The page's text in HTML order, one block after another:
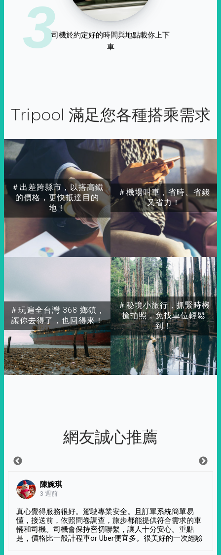
3司機於約定好的時間與地點載你上下
車
Tripool 滿足您各種搭乘需求
＃出差跨縣市，以搭高鐵
的價格，更快抵達目的
地！
＃玩遍全台灣 368 鄉鎮，
讓你去得了，也回得來！
＃秘境小旅行，抓緊時機
搶拍照，免找車位輕鬆
到！
＃機場叫車，省時、省錢
又省力！
網友誠心推薦
陳婉琪
3 週前
真心覺得服務很好。駕駛專業安全。且訂單系統簡單易
懂，接送前，依照問卷調查，旅步都能提供符合需求的車
輛和司機。司機會保持密切聯繫，讓人十分安心。重點
是，價格比一般計程車or Uber便宜多。很美好的一次經驗